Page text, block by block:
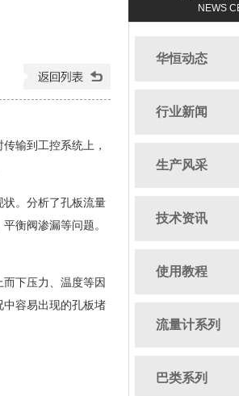
输到工控系统上，
。分析了孔板流量
衡阀渗漏等问题。
下压力、温度等因
容易出现的孔板堵
NEWS
华恒动态
行业新闻
生产风采
技术资讯
使用教程
流量计系列
巴类系列